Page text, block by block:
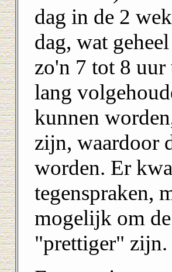
dag in de 2
dag, wat
zo'n 7 tot 8 uur
lang
kunnen
zijn, waardoor
worden. Er
tegenspraken,
mogelijk om
"prettiger" zijn.